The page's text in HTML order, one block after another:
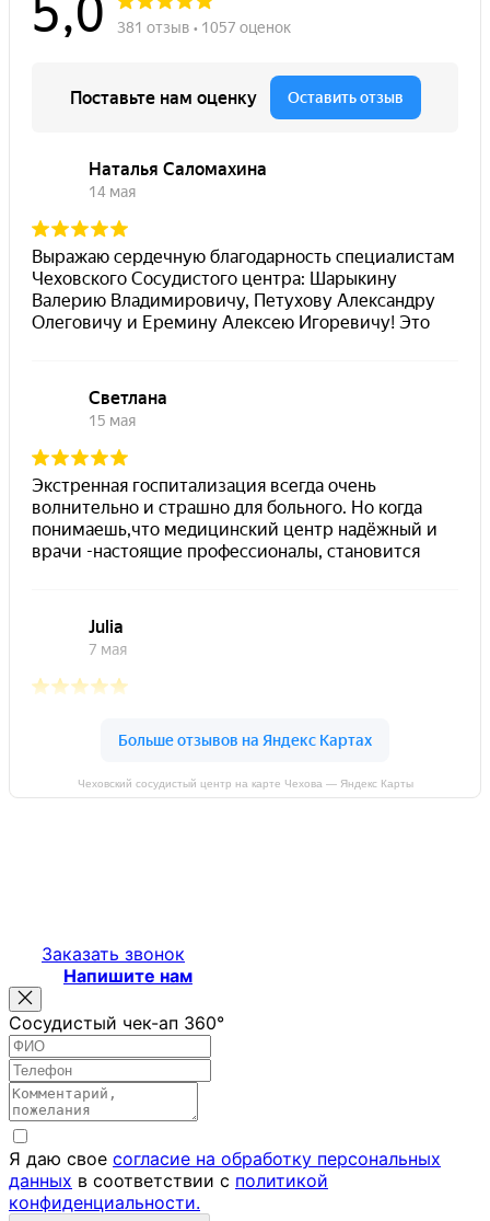
Чеховский сосудистый центр на карте Чехова — Яндекс Карты
Заказать звонок
Напишите нам
Сосудистый чек-ап 360°
Я даю свое согласие на обработку персональных
данных в соответствии с политикой
конфиденциальности.